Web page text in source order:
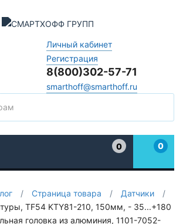
Личный кабинет
Регистрация
8(800)302-57-71
smarthoff@smarthoff.ru
0
0
/ Страница товара / Датчики
/
TF54 KTY81-210, 150мм, - 35...+180
головка из алюминия, 1101-7052-